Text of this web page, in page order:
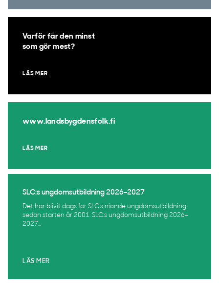
Varför får den minst
som gör mest?
LÄS MER
www.landsbygdensfolk.fi
LÄS MER
SLC:s ungdomsutbildning 2026–2027
Det har blivit dags för SLC:s nionde ungdomsutbildning
sedan starten år 2001. SLC:s ungdomsutbildning 2026–
2027...
LÄS MER